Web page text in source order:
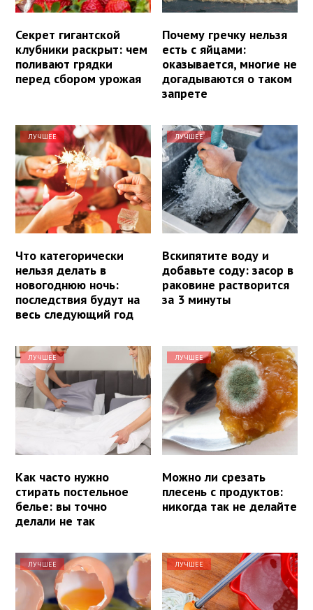
Секрет гигантской
клубники раскрыт: чем
поливают грядки
перед сбором урожая
Почему гречку нельзя
есть с яйцами:
оказывается, многие не
догадываются о таком
запрете
ЛУЧШЕЕ
Что категорически
нельзя делать в
новогоднюю ночь:
последствия будут на
весь следующий год
ЛУЧШЕЕ
Вскипятите воду и
добавьте соду: засор в
раковине растворится
за 3 минуты
ЛУЧШЕЕ
Как часто нужно
стирать постельное
белье: вы точно
делали не так
ЛУЧШЕЕ
Можно ли срезать
плесень с продуктов:
никогда так не делайте
ЛУЧШЕЕ ЛУЧШЕЕ